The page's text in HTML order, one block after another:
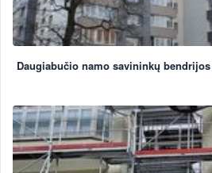
Daugiabučio namo savininkų